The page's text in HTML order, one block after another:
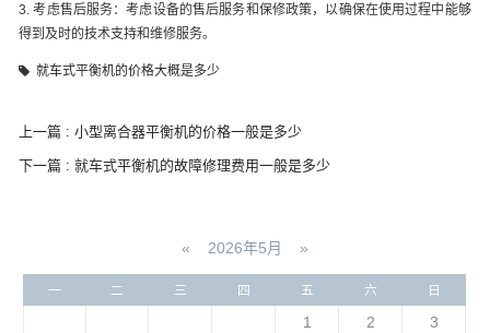
3. 考虑售后服务：考虑设备的售后服务和保修政策，以确保在使用过程中能够
得到及时的技术支持和维修服务。
就车式平衡机的价格大概是多少
上一篇 : 小型离合器平衡机的价格一般是多少
下一篇 : 就车式平衡机的故障修理费用一般是多少
« 2026年5月 »
一 二 三 四 五 六 日
1 2
3